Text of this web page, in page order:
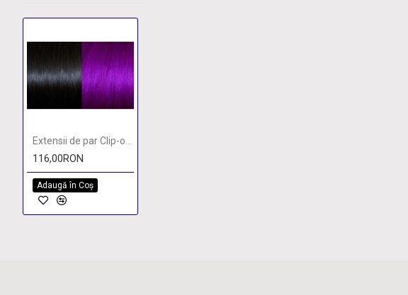
116,00RON
Adaugă în Coş